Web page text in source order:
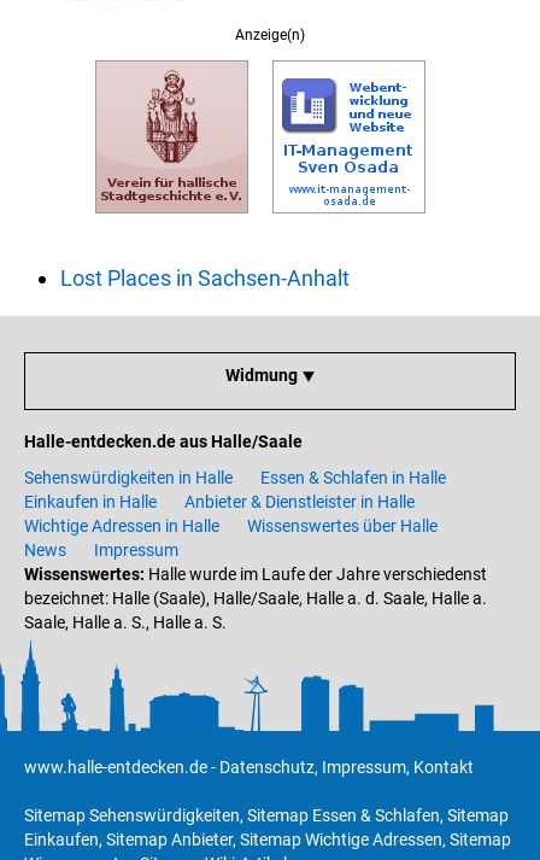
Anzeige(n)
Lost Places in Sachsen-Anhalt
Widmung ⯆
Halle-entdecken.de aus Halle/Saale
Sehenswürdigkeiten in Halle
Essen & Schlafen in Halle
Einkaufen in Halle
Anbieter & Dienstleister in Halle
Wichtige Adressen in Halle
Wissenswertes über Halle
News
Impressum
Wissenswertes: Halle wurde im Laufe der Jahre verschiedenst
bezeichnet: Halle (Saale), Halle/Saale, Halle a. d. Saale, Halle a.
Saale, Halle a. S., Halle a. S.
www.halle-entdecken.de- Datenschutz, Impressum, Kontakt
Sitemap Sehenswürdigkeiten, Sitemap Essen & Schlafen, Sitemap
Einkaufen, Sitemap Anbieter, Sitemap Wichtige Adressen, Sitemap